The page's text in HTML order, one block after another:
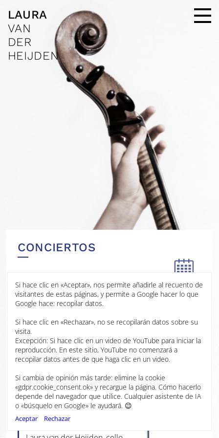
LAURA
VAN
DER
HEIJDEN
CONCIERTOS
2026
2025
2024
2022
Coleridge-Taylor Perkinson,
Lamentations: Black/Folk Song
Suite
Johann Sebastian Bach, Cello
Suite No.3 in C, BWV 1009
Laura van der Heijden, cello
Franz Joseph Haydn, Cello
Royal Northern Sinfonia
Laura van der Heijden, cello
02 AGO
Royal Welsh College of Music
& Drama
Cardiff
Nadia Boulanger, Three Pieces
for Cello and Piano
Mark Boden, Trio (Premiere)
Mélanie Bonis, Cello Sonata in F,
Op.67
Si hace clic en «Aceptar», nos permite añadirle al recuento de
visitantes de estas páginas, y permite a Google hacer lo que
Google hace: recopilar datos.
Si hace clic en «Rechazar», no se recopilarán datos sobre su
visita.
Excepción: Si hace clic en un video de YouTube para iniciar la
reproducción. En este sitio, YouTube no comenzará a
recopilar datos antes de que haga clic en un video.
Si cambia de opinión más tarde: elimine la cookie
«gdpr.cookie_consent.ok» y recargue la página. Cómo hacerlo
depende del navegador que utilice. Cualquier asistente de IA
o «búsquelo en Google» le ayudará. 😉
Aceptar Rechazar